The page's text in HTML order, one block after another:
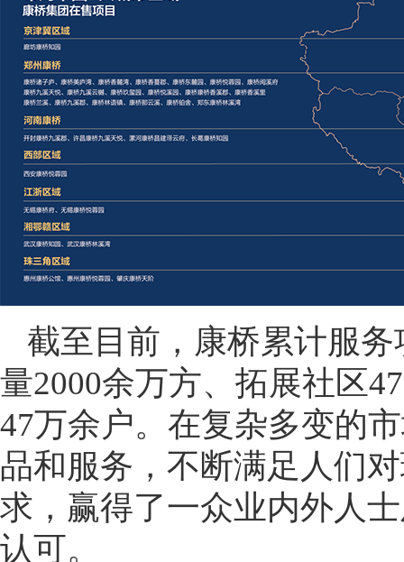
截至目前，康桥累计服
量2000余万方、拓展社区
47万余户。在复杂多变的
品和服务，不断满足人们
求，赢得了一众业内外人
认可。